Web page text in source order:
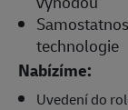
technologie
Nabízíme:
Uvedení do